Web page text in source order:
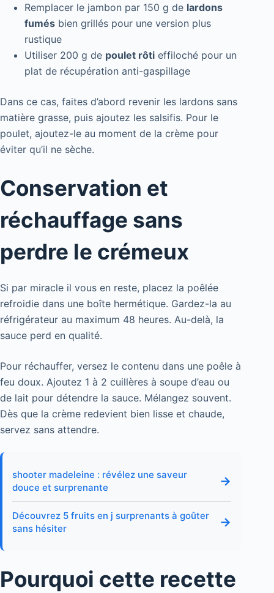
Remplacer le jambon par 150 g de lardons
fumés bien grillés pour une version plus
rustique
Utiliser 200 g de poulet rôti effiloché pour un
plat de récupération anti-gaspillage
Dans ce cas, faites d’abord revenir les lardons sans
matière grasse, puis ajoutez les salsifis. Pour le
poulet, ajoutez-le au moment de la crème pour
éviter qu’il ne sèche.
Conservation et
réchauffage sans
perdre le crémeux
Si par miracle il vous en reste, placez la poêlée
refroidie dans une boîte hermétique. Gardez-la au
réfrigérateur au maximum 48 heures. Au-delà, la
sauce perd en qualité.
Pour réchauffer, versez le contenu dans une poêle à
feu doux. Ajoutez 1 à 2 cuillères à soupe d’eau ou
de lait pour détendre la sauce. Mélangez souvent.
Dès que la crème redevient bien lisse et chaude,
servez sans attendre.
shooter madeleine : révélez une saveur
douce et surprenante
→
Découvrez 5 fruits en j surprenants à goûter
sans hésiter
→
Pourquoi cette recette